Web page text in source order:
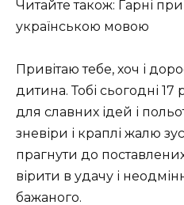
Читайте також: Гарні
українською мовою
Привітаю тебе, хоч і
дитина. Тобі сьогодні
для славних ідей і
зневіри і краплі жалю
прагнути до
вірити в удачу і
бажаного.